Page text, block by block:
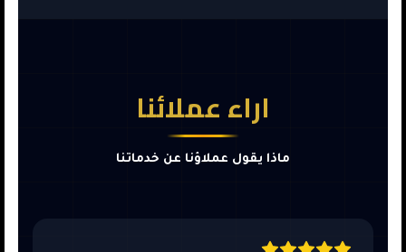
اراء عملائنا
ماذا يقول عملاؤنا عن خدماتنا